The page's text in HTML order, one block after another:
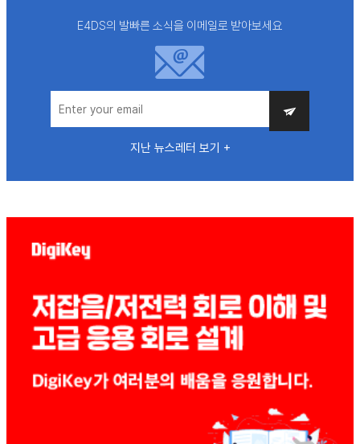
E4DS의 발빠른 소식을 이메일로 받아보세요
지난 뉴스레터 보기 +